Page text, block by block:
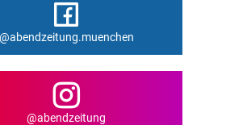
@abendzeitung.muenchen
@abendzeitung